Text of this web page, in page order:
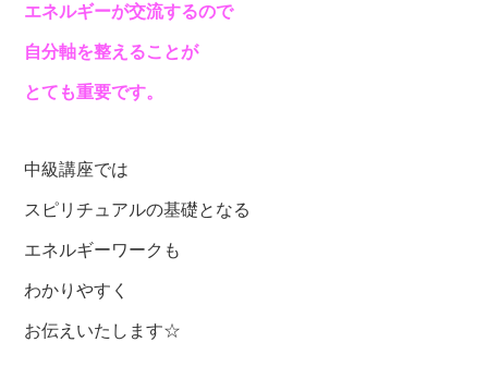
エネルギーが交流するので
自分軸を整えることが
とても重要です。
中級講座では
スピリチュアルの基礎となる
エネルギーワークも
わかりやすく
お伝えいたします☆